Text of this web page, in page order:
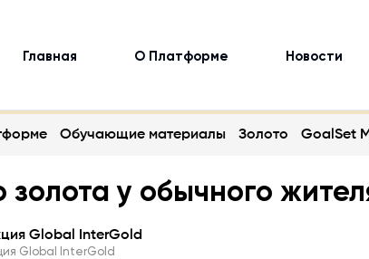
Главная О Платформе Новости
Обучающие материалы Золото GoalSet
золота у обычного
Global InterGold
Global InterGold